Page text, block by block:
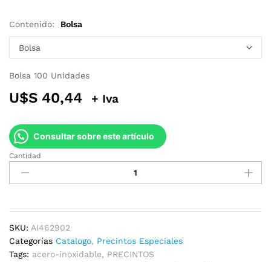
Contenido: Bolsa
Bolsa 100 Unidades
U$S 40,44 + Iva
Consultar sobre este artículo
Precintos
Acero
Inoxidable
x
290mm
quantity
Cantidad
SKU: AI462902
Categorías Catalogo, Precintos Especiales
Tags: acero-inoxidable, PRECINTOS